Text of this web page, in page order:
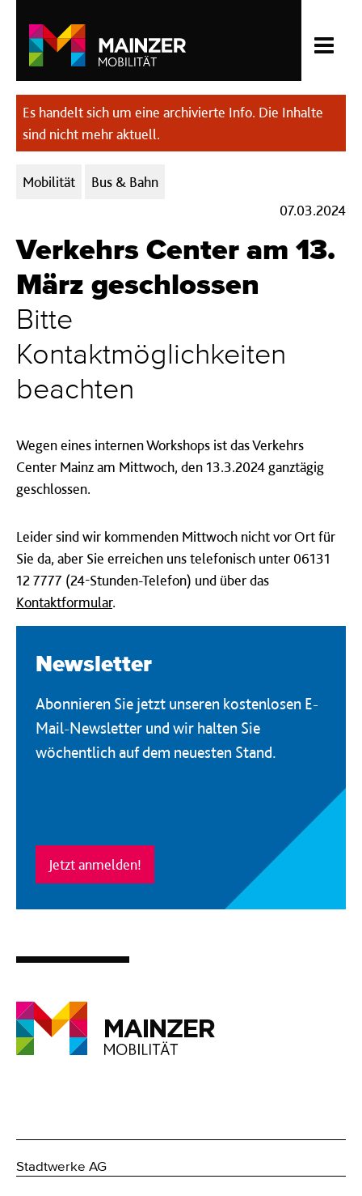
Es handelt sich um eine archivierte Info. Die Inhalte
sind nicht mehr aktuell.
Kategorien:
Mobilität
Bus & Bahn
07.03.2024
Verkehrs Center am 13.
März geschlossen
Bitte
Kontaktmöglichkeiten
beachten
Wegen eines internen Workshops ist das Verkehrs
Center Mainz am Mittwoch, den 13.3.2024 ganztägig
geschlossen.
Leider sind wir kommenden Mittwoch nicht vor Ort für
Sie da, aber Sie erreichen uns telefonisch unter 06131
12 7777 (24-Stunden-Telefon) und über das
Kontaktformular.
Newsletter
Abonnieren Sie jetzt unseren kostenlosen E-
Mail-Newsletter und wir halten Sie
wöchentlich auf dem neuesten Stand.
Jetzt anmelden!
Stadtwerke AG